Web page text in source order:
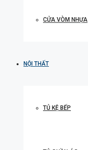
CỬA VÒM NHỰA
NỘI THẤT
TỦ KỆ BẾP